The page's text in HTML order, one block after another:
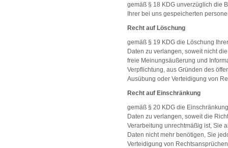
gemäß § 18 KDG unverzüglich die
Ihrer bei uns gespeicherten
Recht auf Löschung
gemäß § 19 KDG die Löschung
Daten zu verlangen, soweit nicht
freie Meinungsäußerung und
Verpflichtung, aus Gründen des
Ausübung oder Verteidigung von
Recht auf Einschränkung
gemäß § 20 KDG die
Daten zu verlangen, soweit die
Verarbeitung unrechtmäßig ist, Sie
Daten nicht mehr benötigen, Sie
Verteidigung von